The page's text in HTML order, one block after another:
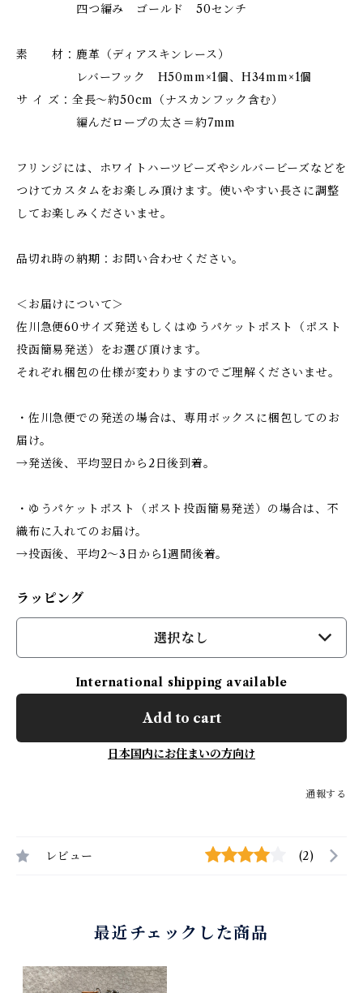
四つ編み ゴールド 50センチ
素 材：鹿革（ディアスキンレース）
レバーフック H50mm×1個、H34mm×1個
サ イ ズ：全長～約50cm（ナスカンフック含む）
編んだロープの太さ＝約7mm
フリンジには、ホワイトハーツビーズやシルバービーズなどを
つけてカスタムをお楽しみ頂けます。使いやすい長さに調整
してお楽しみくださいませ。
品切れ時の納期：お問い合わせください。
＜お届けについて＞
佐川急便60サイズ発送もしくはゆうパケットポスト（ポスト
投函簡易発送）をお選び頂けます。
それぞれ梱包の仕様が変わりますのでご理解くださいませ。
・佐川急便での発送の場合は、専用ボックスに梱包してのお
届け。
→発送後、平均翌日から2日後到着。
・ゆうパケットポスト（ポスト投函簡易発送）の場合は、不
織布に入れてのお届け。
→投函後、平均2〜3日から1週間後着。
ラッピング
選択なし
International shipping available
Add to cart
日本国内にお住まいの方向け
通報する
レビュー (2)
最近チェックした商品